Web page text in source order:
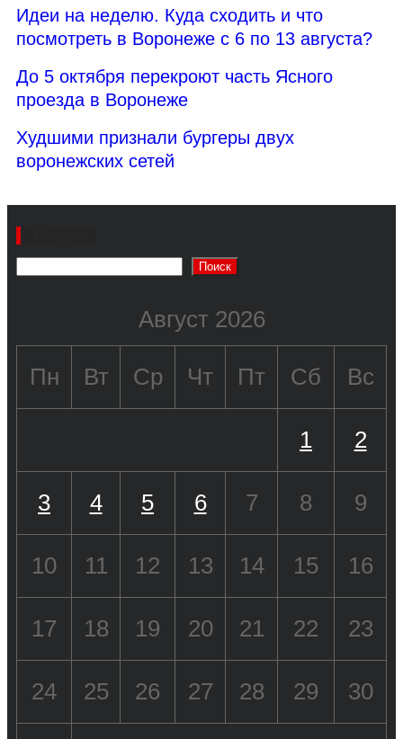
Идеи на неделю. Куда сходить и что
посмотреть в Воронеже с 6 по 13 августа?
До 5 октября перекроют часть Ясного
проезда в Воронеже
Худшими признали бургеры двух
воронежских сетей
Поиск
Август 2026
Пн Вт Ср Чт Пт Сб Вс
1 2
3 4 5 6 7 8 9
10 11 12 13 14 15 16
17 18 19 20 21 22 23
24 25 26 27 28 29 30